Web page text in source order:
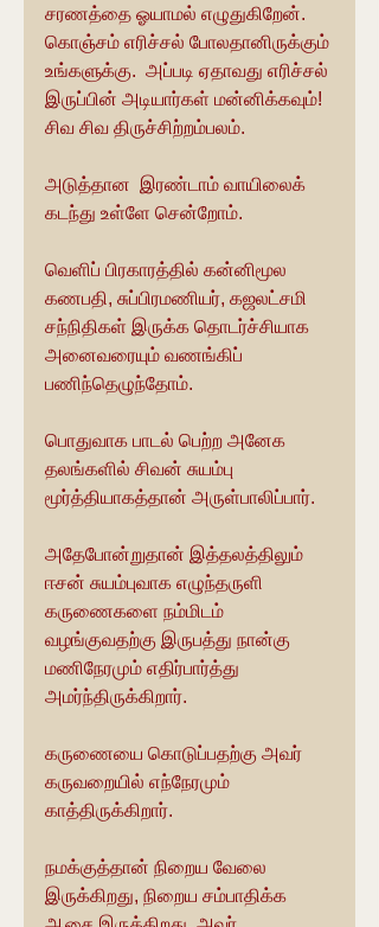
சரணத்தை ஓயாமல் எழுதுகிறேன்.
கொஞ்சம் எரிச்சல் போலதானிருக்கும்
உங்களுக்கு.  அப்படி ஏதாவது எரிச்சல்
இருப்பின் அடியார்கள் மன்னிக்கவும்!
சிவ சிவ திருச்சிற்றம்பலம்.
அடுத்தான  இரண்டாம் வாயிலைக்
கடந்து உள்ளே சென்றோம்.
வெளிப் பிரகாரத்தில் கன்னிமூல
கணபதி, சுப்பிரமணியர், கஜலட்சமி
சந்நிதிகள் இருக்க தொடர்ச்சியாக
அனைவரையும் வணங்கிப்
பணிந்தெழுந்தோம்.
பொதுவாக பாடல் பெற்ற அனேக
தலங்களில் சிவன் சுயம்பு
மூர்த்தியாகத்தான் அருள்பாலிப்பார்.
அதேபோன்றுதான் இத்தலத்திலும்
ஈசன் சுயம்புவாக எழுந்தருளி
கருணைகளை நம்மிடம்
வழங்குவதற்கு இருபத்து நான்கு
மணிநேரமும் எதிர்பார்த்து
அமர்ந்திருக்கிறார்.
கருணையை கொடுப்பதற்கு அவர்
கருவறையில் எந்நேரமும்
காத்திருக்கிறார்.
நமக்குத்தான் நிறைய வேலை
இருக்கிறது, நிறைய சம்பாதிக்க